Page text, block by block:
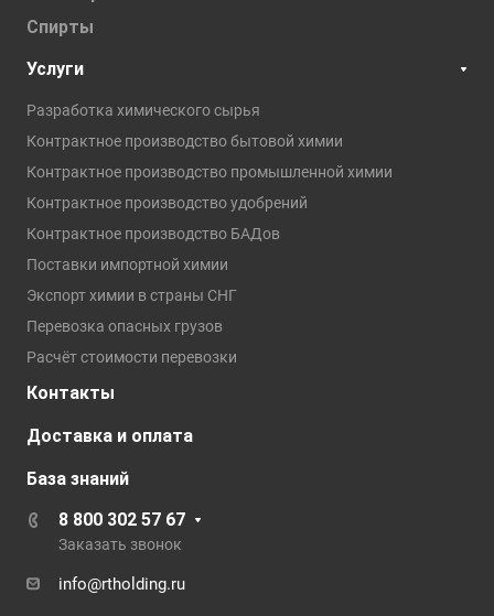
Спирты
Услуги
Разработка химического сырья
Контрактное производство бытовой химии
Контрактное производство промышленной химии
Контрактное производство удобрений
Контрактное производство БАДов
Поставки импортной химии
Экспорт химии в страны СНГ
Перевозка опасных грузов
Расчёт стоимости перевозки
Контакты
Доставка и оплата
База знаний
8 800 302 57 67
Заказать звонок
info@rtholding.ru